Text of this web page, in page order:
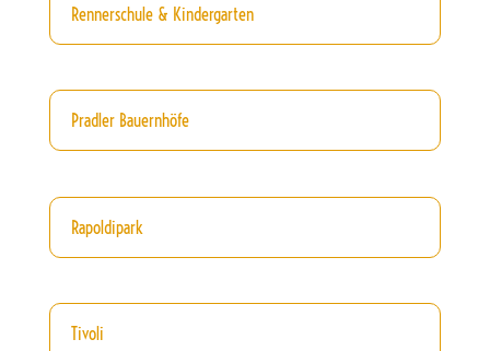
Rennerschule & Kindergarten
Pradler Bauernhöfe
Rapoldipark
Tivoli